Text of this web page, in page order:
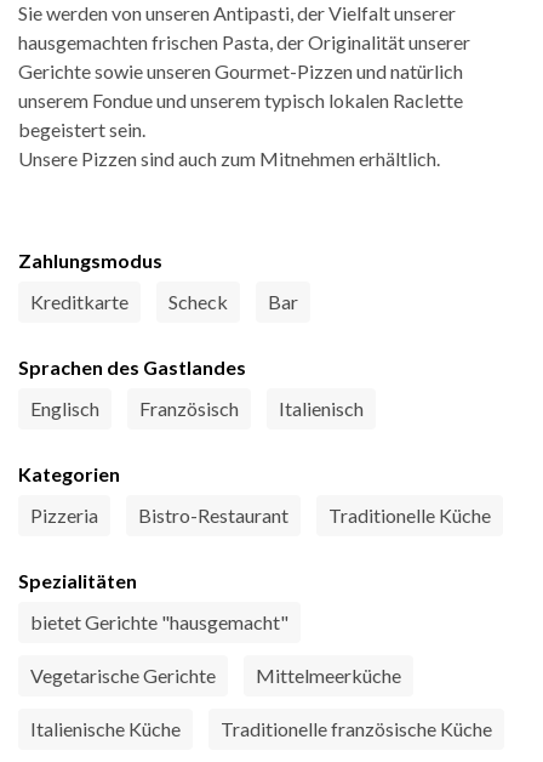
Sie werden von unseren Antipasti, der Vielfalt unserer
hausgemachten frischen Pasta, der Originalität unserer
Gerichte sowie unseren Gourmet-Pizzen und natürlich
unserem Fondue und unserem typisch lokalen Raclette
begeistert sein.
Unsere Pizzen sind auch zum Mitnehmen erhältlich.
Zahlungsmodus
Kreditkarte
Scheck Bar
Sprachen des Gastlandes
Englisch
Französisch Italienisch
Kategorien
Pizzeria
Bistro-Restaurant Traditionelle Küche
Spezialitäten
bietet Gerichte "hausgemacht"
Vegetarische Gerichte Mittelmeerküche
Italienische Küche Traditionelle französische Küche